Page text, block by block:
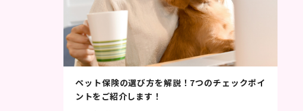
ペット保険の選び方を解説！7つのチェックポイ
ントをご紹介します！